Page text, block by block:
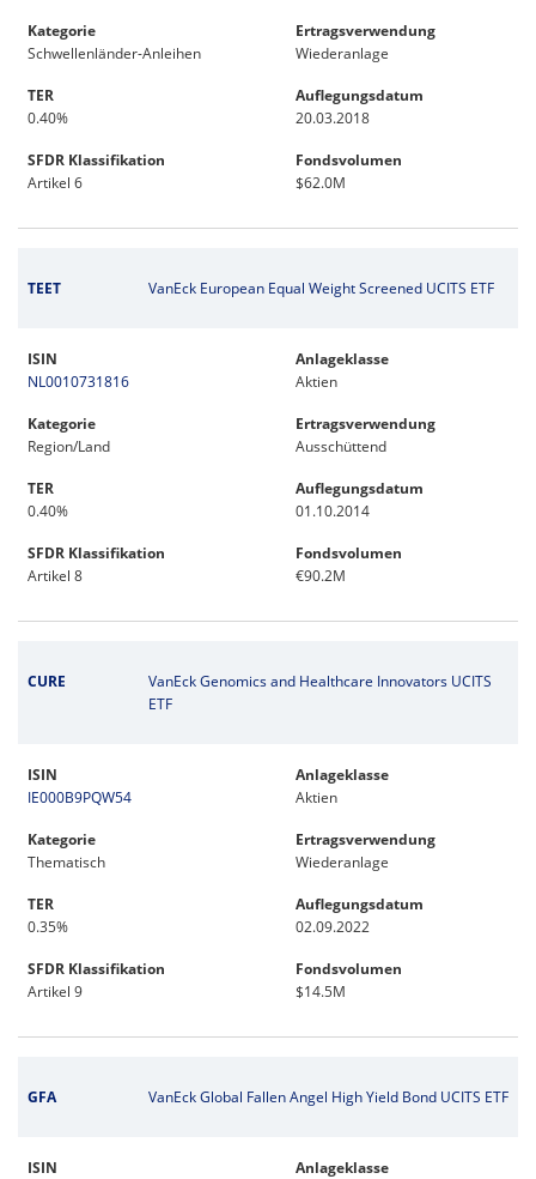
Kategorie
Schwellenländer-Anleihen
Ertragsverwendung
Wiederanlage
TER
0.40%
Auflegungsdatum
20.03.2018
SFDR Klassifikation
Artikel 6
Fondsvolumen
$62.0M
TEET VanEck European Equal Weight Screened UCITS ETF
ISIN
NL0010731816
Anlageklasse
Aktien
Kategorie
Region/Land
Ertragsverwendung
Ausschüttend
TER
0.40%
Auflegungsdatum
01.10.2014
SFDR Klassifikation
Artikel 8
Fondsvolumen
€90.2M
CURE
VanEck Genomics and Healthcare Innovators UCITS
ETF
ISIN
IE000B9PQW54
Anlageklasse
Aktien
Kategorie
Thematisch
Ertragsverwendung
Wiederanlage
TER
0.35%
Auflegungsdatum
02.09.2022
SFDR Klassifikation
Artikel 9
Fondsvolumen
$14.5M
GFA VanEck Global Fallen Angel High Yield Bond UCITS ETF
ISIN Anlageklasse